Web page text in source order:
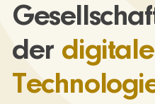
der digitale